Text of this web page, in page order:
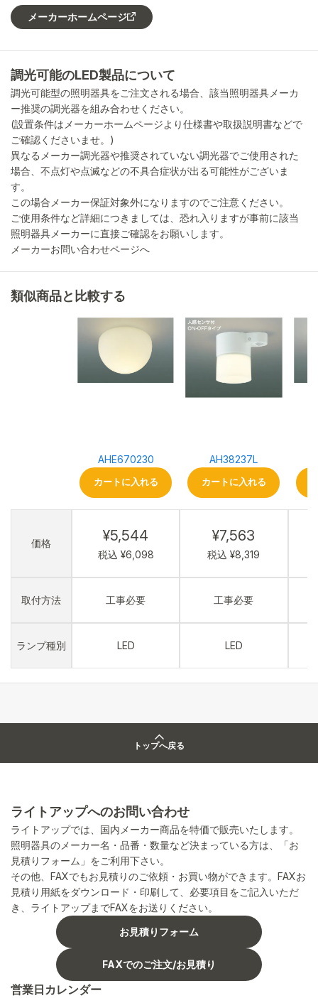
メーカーホームページ
調光可能のLED製品について
調光可能型の照明器具をご注文される場合、該当照明器具メーカ
ー推奨の調光器を組み合わせください。
(設置条件はメーカーホームページより仕様書や取扱説明書などで
ご確認くださいませ。)
異なるメーカー調光器や推奨されていない調光器でご使用された
場合、不点灯や点滅などの不具合症状が出る可能性がございま
す。
この場合メーカー保証対象外になりますのでご注意ください。
ご使用条件など詳細につきましては、恐れ入りますが事前に該当
照明器具メーカーに直接ご確認をお願いします。
メーカーお問い合わせページへ
類似商品と比較する
価格
取付方法
ランプ種別
AHE670230
カートに入れる
¥5,544
税込 ¥6,098
工事必要
LED
AH38237L
カートに入れる
¥7,563
税込 ¥8,319
工事必要
LED
トップへ戻る
ライトアップへのお問い合わせ
ライトアップでは、国内メーカー商品を特価で販売いたします。
照明器具のメーカー名・品番・数量など決まっている方は、「お
見積りフォーム」をご利用下さい。
その他、FAXでもお見積りのご依頼・お買い物ができます。FAXお
見積り用紙をダウンロード・印刷して、必要項目をご記入いただ
き、ライトアップまでFAXをお送りください。
お見積りフォーム
FAXでのご注文/お見積り
営業日カレンダー